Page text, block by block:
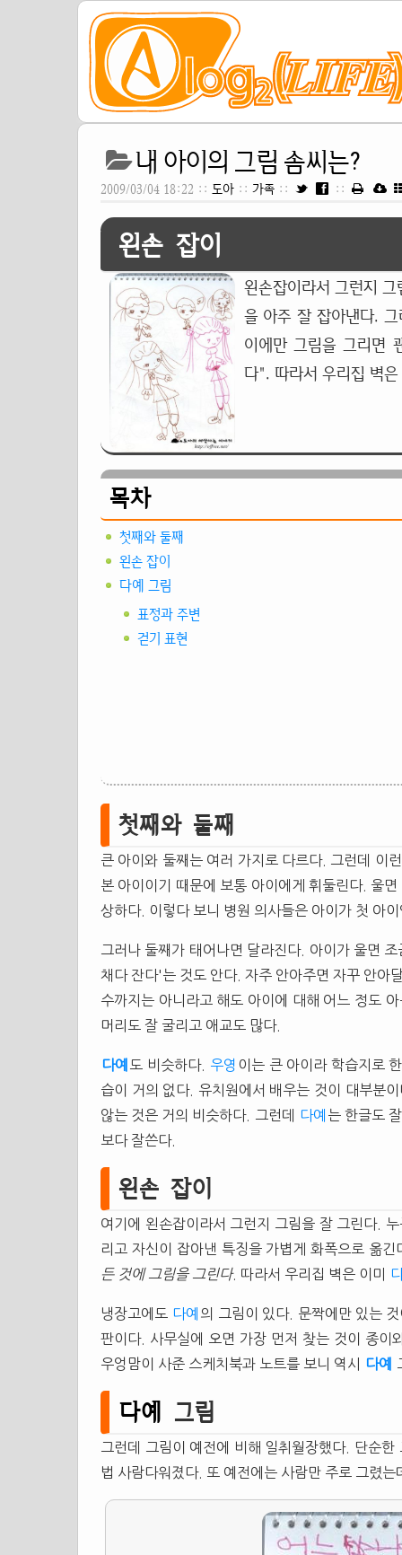
내 아이의 그림 솜씨는?
2009/03/04 18:22 :: 도아 :: 가족 :: ::
왼손 잡이
왼손잡이라서 그런지
을 아주 잘 잡아낸다.
이에만 그림을 그리면
다". 따라서 우리집 벽
목차
첫째와 둘째
왼손 잡이
다예 그림
표정과 주변
걷기 표현
첫째와 둘째
큰 아이와 둘째는 여러 가지로 다르다. 그런데 이
본 아이이기 때문에 보통 아이에게 휘둘린다. 울
상하다. 이렇다 보니 병원 의사들은 아이가 첫 아
그러나 둘째가 태어나면 달라진다. 아이가 울면
채다 잔다'는 것도 안다. 자주 안아주면 자꾸 안아
수까지는 아니라고 해도 아이에 대해 어느 정도
머리도 잘 굴리고 애교도 많다.
다예 도 비슷하다. 우영 이는 큰 아이라 학습지로
습이 거의 없다. 유치원에서 배우는 것이 대부분
않는 것은 거의 비슷하다. 그런데
다예 는 한글도
보다 잘쓴다.
왼손 잡이
여기에 왼손잡이라서 그런지 그림을 잘 그린다.
리고 자신이 잡아낸 특징을 가볍게 화폭으로 옮
든 것에 그림을 그린다. 따라서 우리집 벽은 이미
냉장고에도 다예 의 그림이 있다. 문짝에만 있는
판이다. 사무실에 오면 가장 먼저 찾는 것이 종이
우엉맘이 사준 스케치북과 노트를 보니 역시
다예
다예 그림
그런데 그림이 예전에 비해 일취월장했다. 단순
법 사람다워졌다. 또 예전에는 사람만 주로 그렸